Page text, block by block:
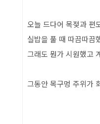
목차
오늘 드다어 목젖과 편
실밥을 풀 때 따끔따끔
그래도 뭔가 시원했고
그동안 목구멍 주위가